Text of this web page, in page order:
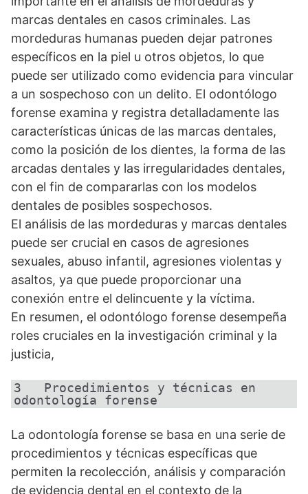
marcas dentales en casos criminales. Las
mordeduras humanas pueden dejar patrones
específicos en la piel u otros objetos, lo que
puede ser utilizado como evidencia para vincular
a un sospechoso con un delito. El odontólogo
forense examina y registra detalladamente las
características únicas de las marcas dentales,
como la posición de los dientes, la forma de las
arcadas dentales y las irregularidades dentales,
con el fin de compararlas con los modelos
dentales de posibles sospechosos.
El análisis de las mordeduras y marcas dentales
puede ser crucial en casos de agresiones
sexuales, abuso infantil, agresiones violentas y
asaltos, ya que puede proporcionar una
conexión entre el delincuente y la víctima.
En resumen, el odontólogo forense desempeña
roles cruciales en la investigación criminal y la
justicia,
3   Procedimientos y técnicas en
odontología forense
La odontología forense se basa en una serie de
procedimientos y técnicas específicas que
permiten la recolección, análisis y comparación
de evidencia dental en el contexto de la